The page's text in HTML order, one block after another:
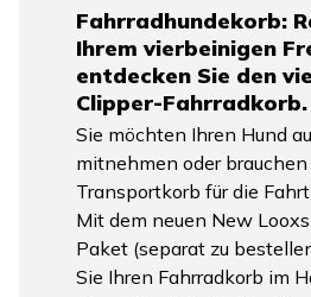
Fahrradhundekorb:
Ihrem vierbeinigen
entdecken Sie den
Clipper-Fahrradkorb.
Sie möchten Ihren Hund
mitnehmen oder
Transportkorb für die
Mit dem neuen New
Paket (separat zu
Sie Ihren Fahrradkorb im